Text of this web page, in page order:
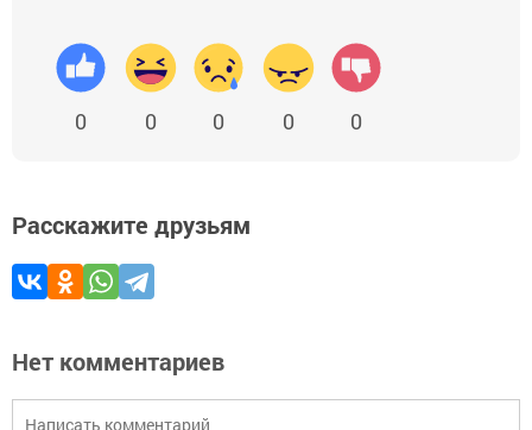
0 0 0 0 0
Расскажите друзьям
Нет комментариев